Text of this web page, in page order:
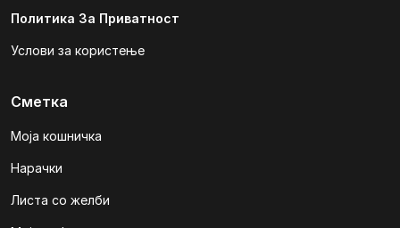
Политика За Приватност
Услови за користење
Сметка
Моја кошничка
Нарачки
Листа со желби